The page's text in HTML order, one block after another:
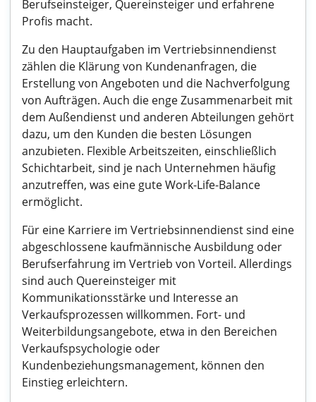
Berufseinsteiger, Quereinsteiger und erfahrene
Profis macht.
Zu den Hauptaufgaben im Vertriebsinnendienst
zählen die Klärung von Kundenanfragen, die
Erstellung von Angeboten und die Nachverfolgung
von Aufträgen. Auch die enge Zusammenarbeit mit
dem Außendienst und anderen Abteilungen gehört
dazu, um den Kunden die besten Lösungen
anzubieten. Flexible Arbeitszeiten, einschließlich
Schichtarbeit, sind je nach Unternehmen häufig
anzutreffen, was eine gute Work-Life-Balance
ermöglicht.
Für eine Karriere im Vertriebsinnendienst sind eine
abgeschlossene kaufmännische Ausbildung oder
Berufserfahrung im Vertrieb von Vorteil. Allerdings
sind auch Quereinsteiger mit
Kommunikationsstärke und Interesse an
Verkaufsprozessen willkommen. Fort- und
Weiterbildungsangebote, etwa in den Bereichen
Verkaufspsychologie oder
Kundenbeziehungsmanagement, können den
Einstieg erleichtern.